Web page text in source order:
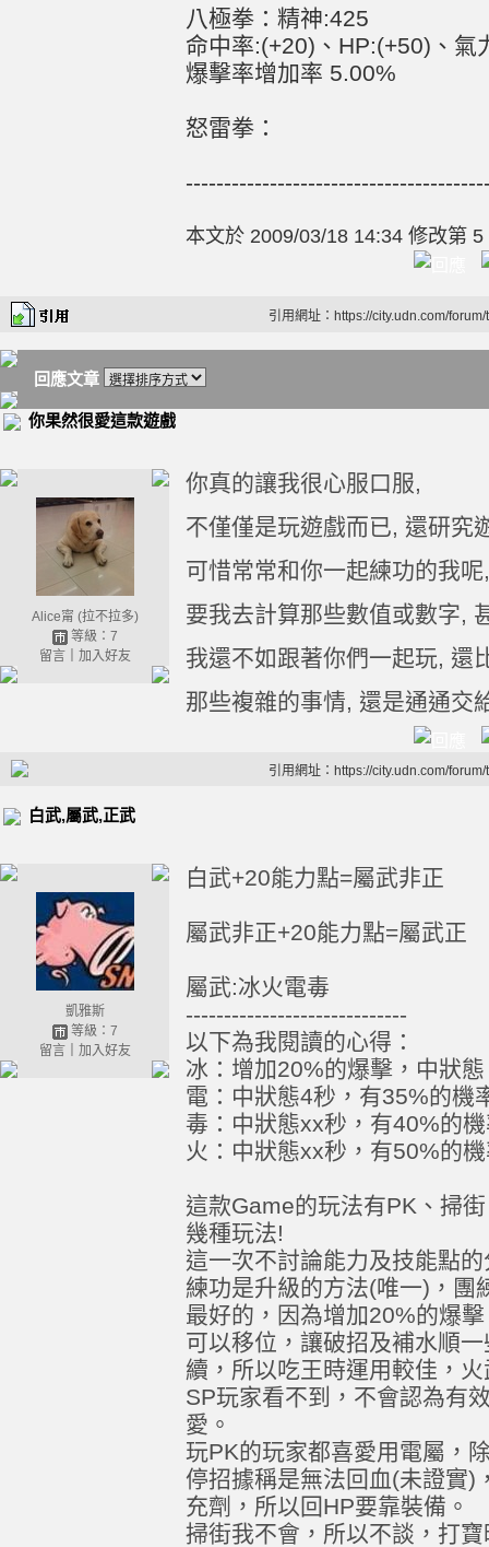
八極拳：精神:425
命中率:(+20)、HP:(+50)、氣
爆擊率增加率 5.00%
怒雷拳：
-------------------
本文於 2009/03/18 14:34 修改第 5
引用網址：https://city.udn.com/
回應文章
你果然很愛這款遊戲
Alice甯 (拉不拉多)
等級：7
留言｜ 加入好友
你真的讓我很心服口服,
不僅僅是玩遊戲而已, 還研究
可惜常常和你一起練功的我
要我去計算那些數值或數字,
我還不如跟著你們一起玩, 還
那些複雜的事情, 還是通通交
引用網址：https://city.udn.com/
白武,屬武,正武
凱雅斯
等級：7
留言｜ 加入好友
白武+20能力點=屬武非正
屬武非正+20能力點=屬武正
屬武:冰火電毒
-----------------------------
以下為我閱讀的心得：
冰：增加20%的爆擊，中狀
電：中狀態4秒，有35%的機
毒：中狀態xx秒，有40%的
火：中狀態xx秒，有50%的
這款Game的玩法有PK、掃
幾種玩法!
這一次不討論能力及技能點
練功是升級的方法(唯一)，團
最好的，因為增加20%的爆
可以移位，讓破招及補水順
續，所以吃王時運用較佳，
SP玩家看不到，不會認為有
愛。
玩PK的玩家都喜愛用電屬，
停招據稱是無法回血(未證實)
充劑，所以回HP要靠裝備。
掃街我不會，所以不談，打